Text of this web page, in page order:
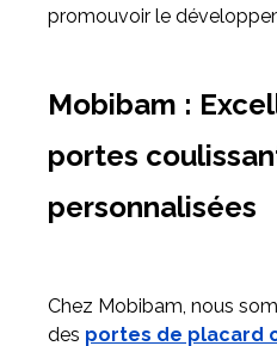
promouvoir le
Mobibam :
portes
personnalisées
Chez Mobibam, nous
des portes de placard